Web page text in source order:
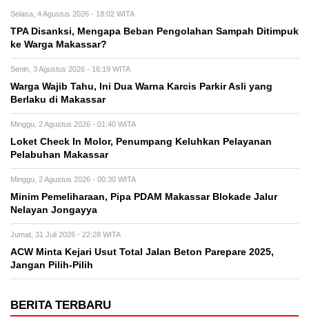
Selasa, 4 Agustus 2026 - 18:02 WITA
TPA Disanksi, Mengapa Beban Pengolahan Sampah Ditimpuk
ke Warga Makassar?
Senin, 3 Agustus 2026 - 16:19 WITA
Warga Wajib Tahu, Ini Dua Warna Karcis Parkir Asli yang
Berlaku di Makassar
Minggu, 2 Agustus 2026 - 01:40 WITA
Loket Check In Molor, Penumpang Keluhkan Pelayanan
Pelabuhan Makassar
Minggu, 2 Agustus 2026 - 00:30 WITA
Minim Pemeliharaan, Pipa PDAM Makassar Blokade Jalur
Nelayan Jongayya
Jumat, 31 Juli 2026 - 22:28 WITA
ACW Minta Kejari Usut Total Jalan Beton Parepare 2025,
Jangan Pilih-Pilih
BERITA TERBARU